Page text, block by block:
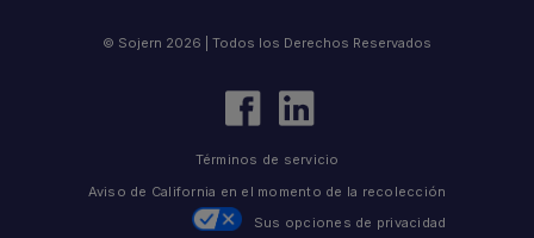
© Sojern 2026 | Todos los Derechos Reservados
Términos de servicio
Aviso de California en el momento de la recolección
Sus opciones de privacidad